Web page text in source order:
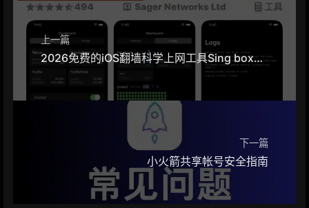
上一篇
2026免费的iOS翻墙科学上网工具Sing box配制与下载最全教程
下一篇
小火箭共享帐号安全指南